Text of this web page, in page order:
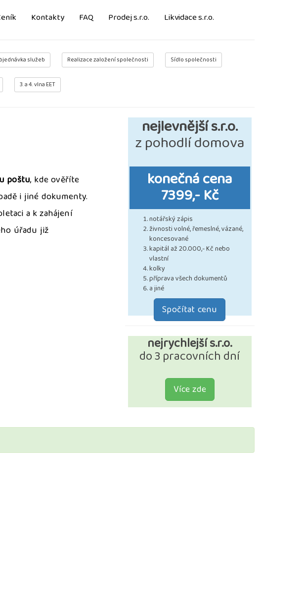
Kontakty FAQ Prodej s.r.o. Likvidace s.r.o.
služeb Realizace založení společnosti Sídlo společnosti
3. a 4. vlna EET
poštu, kde ověříte
i jiné dokumenty.
a k zahájení
úřadu již
nejlevnější s.r.o.
z pohodlí domova
konečná cena
7399,- Kč
notářský zápis
živnosti volné, řemeslné, vázané,
koncesované
kapitál až 20.000,- Kč nebo
vlastní
kolky
příprava všech dokumentů
a jiné
Spočítat cenu
nejrychlejší s.r.o.
do 3 pracovních dní
Více zde